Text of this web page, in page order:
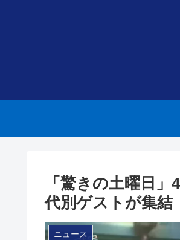
「驚きの土曜日
代別ゲストが集結
ニュース